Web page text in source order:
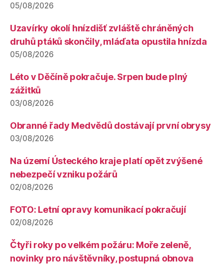
05/08/2026
Uzavírky okolí hnízdišť zvláště chráněných
druhů ptáků skončily, mláďata opustila hnízda
05/08/2026
Léto v Děčíně pokračuje. Srpen bude plný
zážitků
03/08/2026
Obranné řady Medvědů dostávají první obrysy
03/08/2026
Na území Ústeckého kraje platí opět zvýšené
nebezpečí vzniku požárů
02/08/2026
FOTO: Letní opravy komunikací pokračují
02/08/2026
Čtyři roky po velkém požáru: Moře zeleně,
novinky pro návštěvníky, postupná obnova